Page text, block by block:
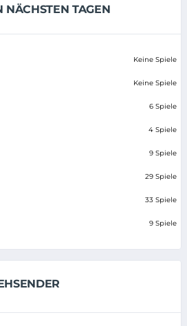
TAGEN
Keine Spiele
Keine Spiele
6 Spiele
4 Spiele
9 Spiele
29 Spiele
33 Spiele
9 Spiele